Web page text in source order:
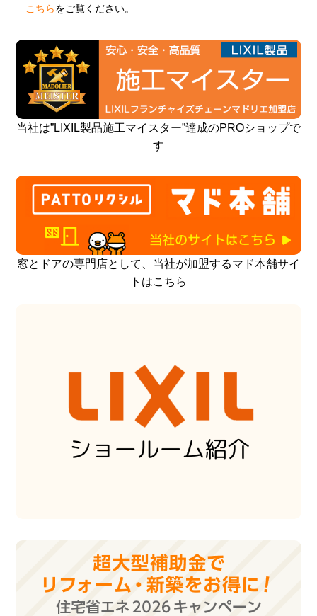
こちら をご覧ください。
当社は”LIXIL製品施工マイスター”達成のPROショップで
す
窓とドアの専門店として、当社が加盟するマド本舗サイ
トはこちら